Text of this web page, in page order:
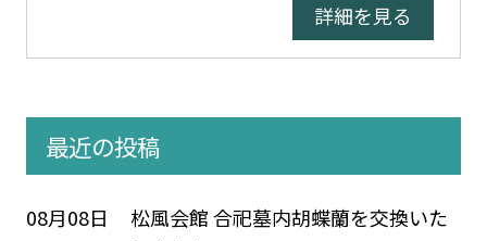
詳細を見る
最近の投稿
08月08日
松風会館 合祀墓内胡蝶蘭を交換いた